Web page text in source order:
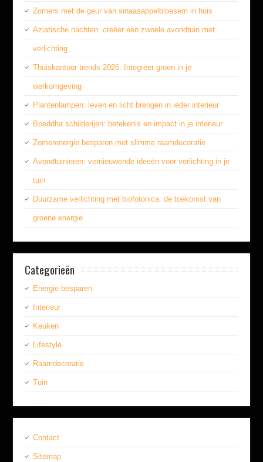
Zomers met de geur van sinaasappelbloesem in huis
Aziatische nachten: creëer een zwoele avondtuin met
verlichting
Thuiskantoor trends 2026: Integreer groen in je
werkomgeving
Plantenlampen: leven en licht brengen in ieder interieur
Boeddha schilderijen: betekenis en impact in je interieur
Zomerenergie besparen met slimme raamdecoratie
Avondtuinieren: vernieuwende ideeën voor verlichting in je
tuin
Duurzame verlichting met biofotonica: de toekomst van
groene energie
Categorieën
Energie besparen
Interieur
Keuken
Lifestyle
Raamdecoratie
Tuin
Contact
Sitemap